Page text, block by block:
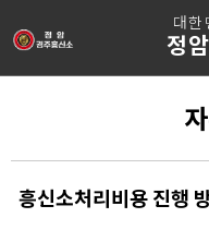
대한
정
흥신소처리비용 진행